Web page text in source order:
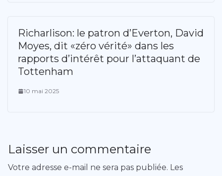
Richarlison: le patron d’Everton, David
Moyes, dit «zéro vérité» dans les
rapports d’intérêt pour l’attaquant de
Tottenham
10 mai 2025
Laisser un commentaire
Votre adresse e-mail ne sera pas publiée. Les